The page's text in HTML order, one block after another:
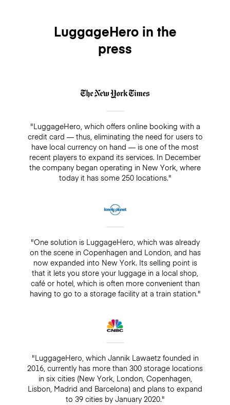
LuggageHero in the
press
"LuggageHero, which offers online booking with a
credit card — thus, eliminating the need for users to
have local currency on hand — is one of the most
recent players to expand its services. In December
the company began operating in New York, where
today it has some 250 locations."
"One solution is LuggageHero, which was already
on the scene in Copenhagen and London, and has
now expanded into New York. Its selling point is
that it lets you store your luggage in a local shop,
café or hotel, which is often more convenient than
having to go to a storage facility at a train station."
"LuggageHero, which Jannik Lawaetz founded in
2016, currently has more than 300 storage locations
in six cities (New York, London, Copenhagen,
Lisbon, Madrid and Barcelona) and plans to expand
to 39 cities by January 2020."